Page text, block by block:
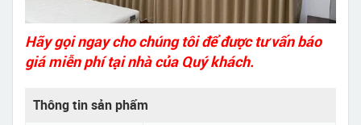
Hãy gọi ngay cho chúng tôi để được tư vấn báo
giá miễn phí tại nhà của Quý khách.
Thông tin sản phẩm